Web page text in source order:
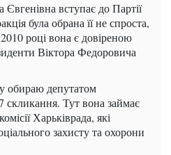
вступає до Партії
була обрана її не спроста,
році вона є довіреною
Віктора Федоровича
обираю депутатом
скликання. Тут вона займає
Харьківрада, які
захисту та охорони